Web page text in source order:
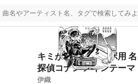
キミがいれば コラボ用 名
探偵コナン メインテーマ
伊織